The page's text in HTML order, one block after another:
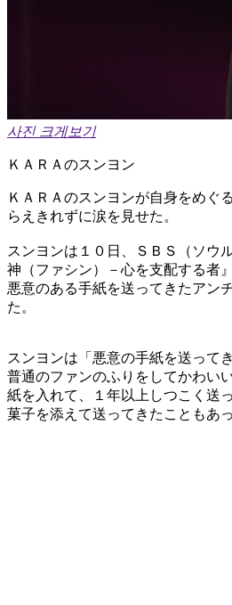
사진 크게보기
ＫＡＲＡのスンヨン
ＫＡＲＡのスンヨンが自身をめぐ
らえきれずに涙を見せた。
スンヨンは１０日、ＳＢＳ（ソウ
神（ファシン）－心を支配する者
悪意のある手紙を送ってきたアン
た。
スンヨンは「悪意の手紙を送って
普通のファンのふりをしてかわい
紙を入れて、１年以上しつこく送
菓子を添えて送ってきたこともあ